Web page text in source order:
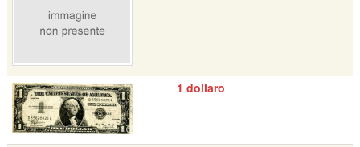
1 dollaro